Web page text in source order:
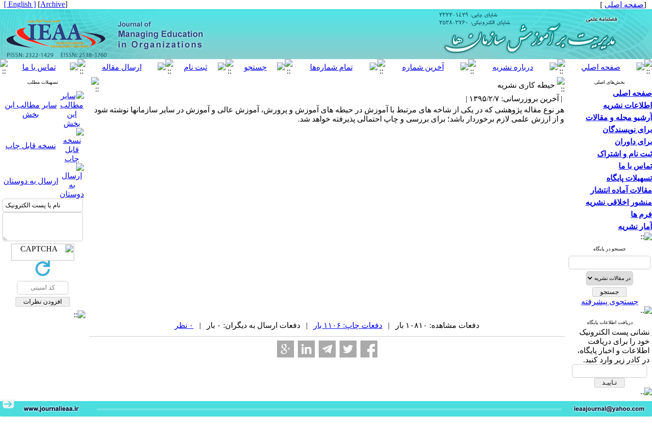
[صفحه اصلی ]
[
Archive
]
[ English ]
بخش‌های اصلی
صفحه اصلی
اطلاعات نشریه
آرشیو مجله و مقالات
برای نویسندگان
برای داوران
ثبت نام و اشتراک
تماس با ما
تسهیلات پایگاه
مقالات آماده انتشار
منشور اخلاقی نشریه
فرم ها
آمار نشریه
جستجو در پایگاه
جستجوی پیشرفته
دریافت اطلاعات پایگاه
نشانی پست الکترونیک
خود را برای دریافت
اطلاعات و اخبار پایگاه،
در کادر زیر وارد کنید.
حیطه کاری نشریه
| آخرین بروزرسانی: ۱۳۹۵/۲/۷ |
هر نوع مقاله پژوهشی که در یکی از شاخه های مرتبط با آموزش در حیطه های آموزش و پرورش، آموزش عالی و آموزش در سایر سازمانها نوشته شود
و از ارزش علمی لازم برخوردار باشد؛ برای بررسی و چاپ احتمالی پذیرفته خواهد شد.
تسهیلات مطلب
سایر مطالب این
بخش
نسخه قابل چاپ
ارسال به دوستان
دفعات مشاهده: ۱۰۸۱۰ بار | دفعات چاپ: ۱۱۰۶ بار | دفعات ارسال به دیگران: ۰ بار | ۰ نظر